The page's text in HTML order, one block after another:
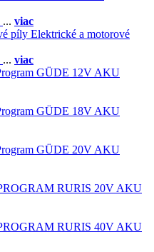
... viac
Elektrické a motorové
... viac
GÜDE 12V AKU
GÜDE 18V AKU
GÜDE 20V AKU
RURIS 20V AKU
RURIS 40V AKU